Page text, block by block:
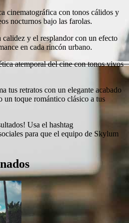
cinematográfica con tonos cálidos y
nocturnos bajo las farolas.
y el resplandor con un efecto
en cada rincón urbano.
atemporal del cine con tonos vivos
tus retratos con un elegante acabado
un toque romántico clásico a tus
Usa el hashtag
para que el equipo de Skylum